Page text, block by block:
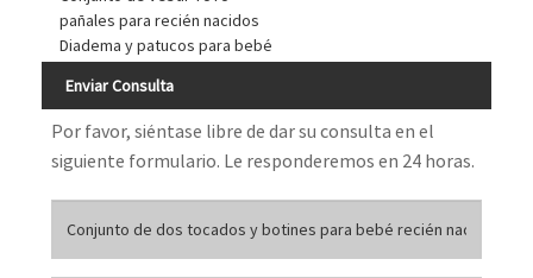
pañales para recién nacidos
Diadema y patucos para bebé
Enviar Consulta
Por favor, siéntase libre de dar su consulta en el
siguiente formulario. Le responderemos en 24 horas.